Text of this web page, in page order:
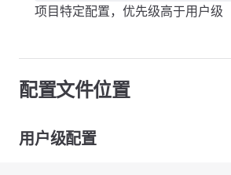
项目特定配置，优先级高于用户级
配置文件位置
用户级配置